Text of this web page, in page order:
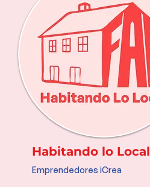
Habitando lo Local
Emprendedores iCrea